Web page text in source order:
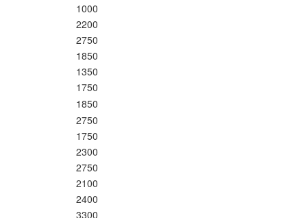
1000
2200
2750
1850
1350
1750
1850
2750
1750
2300
2750
2100
2400
3300